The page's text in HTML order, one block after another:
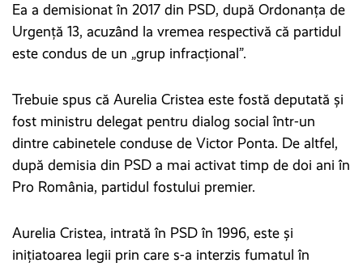
Ea a demisionat în 2017 din PSD, după Ordonanța de
Urgență 13, acuzând la vremea respectivă că partidul
este condus de un „grup infracțional”.
Trebuie spus că Aurelia Cristea este fostă deputată și
fost ministru delegat pentru dialog social într-un
dintre cabinetele conduse de Victor Ponta. De altfel,
după demisia din PSD a mai activat timp de doi ani în
Pro România, partidul fostului premier.
Aurelia Cristea, intrată în PSD în 1996, este și
inițiatoarea legii prin care s-a interzis fumatul în